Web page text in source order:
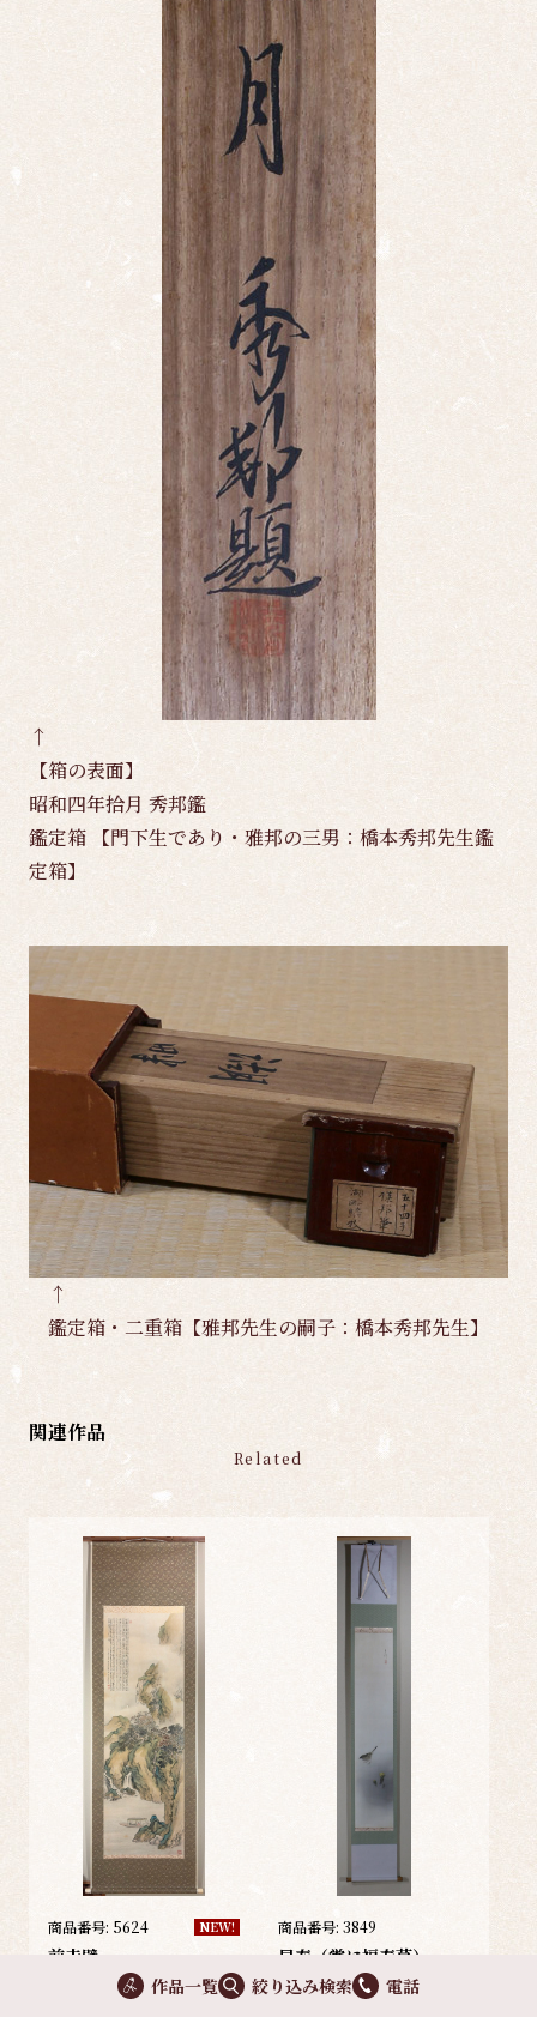
↑
【箱の表面】
昭和四年拾月 秀邦鑑
鑑定箱 【門下生であり・雅邦の三男：橋本秀邦先生鑑
定箱】
↑
鑑定箱・二重箱【雅邦先生の嗣子：橋本秀邦先生】
関連作品
Related
商品番号: 5624 NEW!
前赤壁
岸浪 柳渓 作
商品番号: 3849
早春（鴬に福寿草）
今井 景樹 作
作品一覧 絞り込み検索 電話